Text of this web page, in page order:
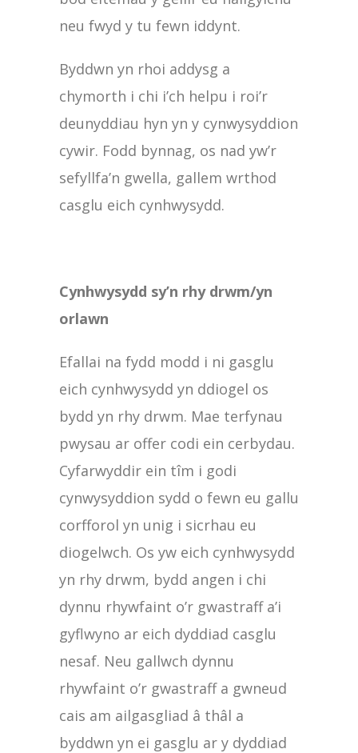
neu fwyd y tu fewn iddynt.
Byddwn yn rhoi addysg a
chymorth i chi i’ch helpu i roi’r
deunyddiau hyn yn y cynwysyddion
cywir. Fodd bynnag, os nad yw’r
sefyllfa’n gwella, gallem wrthod
casglu eich cynhwysydd.
Cynhwysydd sy’n rhy drwm/yn
orlawn
Efallai na fydd modd i ni gasglu
eich cynhwysydd yn ddiogel os
bydd yn rhy drwm. Mae terfynau
pwysau ar offer codi ein cerbydau.
Cyfarwyddir ein tîm i godi
cynwysyddion sydd o fewn eu gallu
corfforol yn unig i sicrhau eu
diogelwch. Os yw eich cynhwysydd
yn rhy drwm, bydd angen i chi
dynnu rhywfaint o’r gwastraff a’i
gyflwyno ar eich dyddiad casglu
nesaf. Neu gallwch dynnu
rhywfaint o’r gwastraff a gwneud
cais am ailgasgliad â thâl a
byddwn yn ei gasglu ar y dyddiad